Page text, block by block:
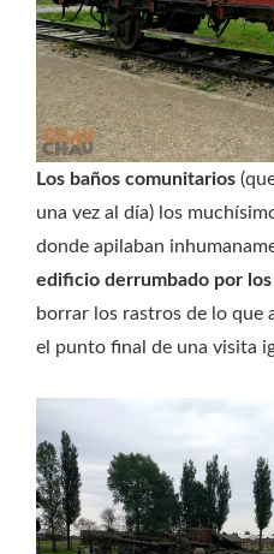
Los baños comunitarios
una vez al día) los
donde apilaban
edificio derrumbado por los
borrar los rastros de lo que
el punto final de una visita